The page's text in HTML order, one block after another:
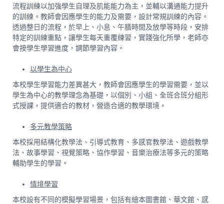
流程訓練以加強學生自理及肌能能力為主，並輔以溝通能力提升
的訓練。教師會因應學生的能力及需要，設計常規訓練的內容。
透過整日的流程，於早上、小息、午膳時間及放學等時段，安排
特定的訓練重點，讓學生每天重覆練習，實踐強化所學，老師亦
會按學生學習進度，調節學習內容。
以學生為中心
本校學生學習能力差異甚大，教師會因應學生的學習需要，並以
學生為中心的教學理念為基礎，以個別、小組、全班合班分組形
式授課，提供適合的教材，營造合適的教學環境。
多元教學策略
本校採用結構化教學法、引導式教育、多感官教學法、遊戲教學
法、故事學習、視覺策略、協作學習、音樂治療法等多元的策略
輔助學生的學習。
情境學習
本校設有不同的模擬學習場景，包括有繪本圖書館、華文館、感